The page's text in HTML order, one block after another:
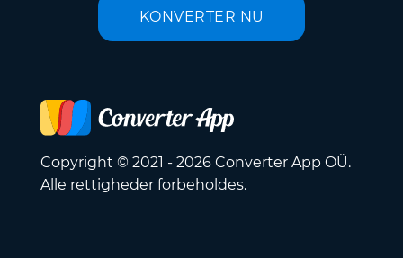
KONVERTER NU
Copyright © 2021 - 2026 Converter App OÜ.
Alle rettigheder forbeholdes.